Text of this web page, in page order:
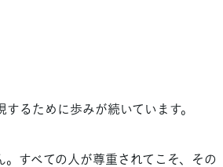
るために歩みが続いています。
すべての人が尊重されてこそ、その